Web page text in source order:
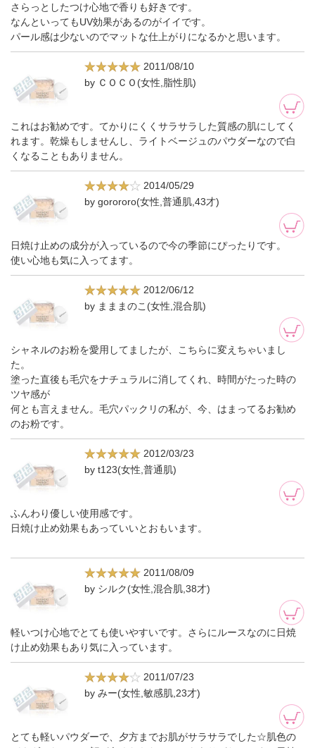
さらっとしたつけ心地で香りも好きです。
なんといってもUV効果があるのがイイです。
パール感は少ないのでマットな仕上がりになるかと思います。
2011/08/10
by ＣＯＣＯ(女性,脂性肌)
これはお勧めです。てかりにくくサラサラした質感の肌にしてく
れます。乾燥もしませんし、ライトベージュのパウダーなので白
くなることもありません。
2014/05/29
by gorororo(女性,普通肌,43才)
日焼け止めの成分が入っているので今の季節にぴったりです。
使い心地も気に入ってます。
2012/06/12
by まままのこ(女性,混合肌)
シャネルのお粉を愛用してましたが、こちらに変えちゃいまし
た。
塗った直後も毛穴をナチュラルに消してくれ、時間がたった時の
ツヤ感が
何とも言えません。毛穴パックリの私が、今、はまってるお勧め
のお粉です。
2012/03/23
by t123(女性,普通肌)
ふんわり優しい使用感です。
日焼け止め効果もあっていいとおもいます。
2011/08/09
by シルク(女性,混合肌,38才)
軽いつけ心地でとても使いやすいです。さらにルースなのに日焼
け止め効果もあり気に入っています。
2011/07/23
by みー(女性,敏感肌,23才)
とても軽いパウダーで、夕方までお肌がサラサラでした☆肌色の